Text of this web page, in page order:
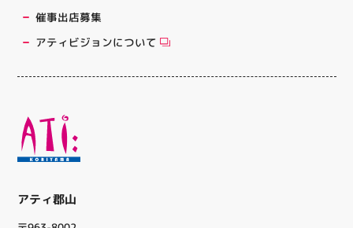
アティ郡山
催事出店募集
アティビジョンについて